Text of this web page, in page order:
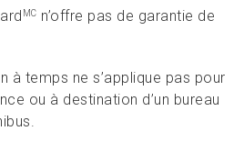
MC n’offre pas de garantie de
à temps ne s’applique pas pour
ou à destination d’un bureau